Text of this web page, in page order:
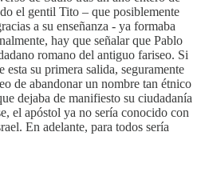
el gentil Tito – que posiblemente
a su enseñanza - ya formaba
hay que señalar que Pablo
romano del antiguo fariseo. Si
su primera salida, seguramente
de abandonar un nombre tan étnico
dejaba de manifiesto su ciudadanía
el apóstol ya no sería conocido con
En adelante, para todos sería